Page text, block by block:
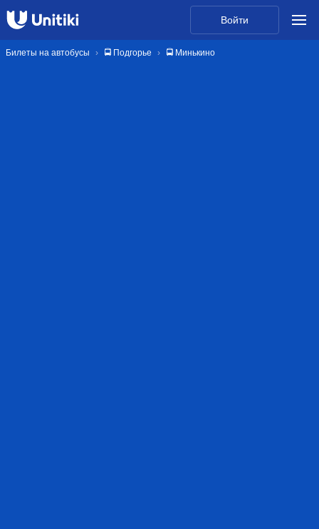
Войти
Билеты на автобусы 🚍 Подгорье 🚍 Минькино